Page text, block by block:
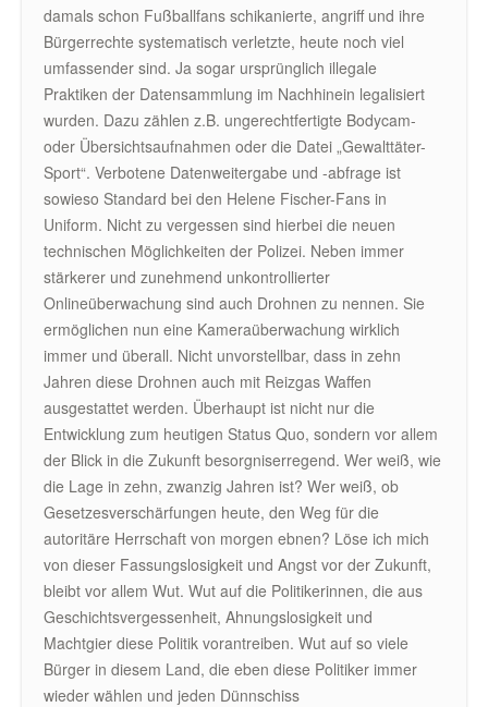
damals schon Fußballfans schikanierte, angriff und ihre
Bürgerrechte systematisch verletzte, heute noch viel
umfassender sind. Ja sogar ursprünglich illegale
Praktiken der Datensammlung im Nachhinein legalisiert
wurden. Dazu zählen z.B. ungerechtfertigte Bodycam-
oder Übersichtsaufnahmen oder die Datei „Gewalttäter-
Sport“. Verbotene Datenweitergabe und -abfrage ist
sowieso Standard bei den Helene Fischer-Fans in
Uniform. Nicht zu vergessen sind hierbei die neuen
technischen Möglichkeiten der Polizei. Neben immer
stärkerer und zunehmend unkontrollierter
Onlineüberwachung sind auch Drohnen zu nennen. Sie
ermöglichen nun eine Kameraüberwachung wirklich
immer und überall. Nicht unvorstellbar, dass in zehn
Jahren diese Drohnen auch mit Reizgas Waffen
ausgestattet werden. Überhaupt ist nicht nur die
Entwicklung zum heutigen Status Quo, sondern vor allem
der Blick in die Zukunft besorgniserregend. Wer weiß, wie
die Lage in zehn, zwanzig Jahren ist? Wer weiß, ob
Gesetzesverschärfungen heute, den Weg für die
autoritäre Herrschaft von morgen ebnen? Löse ich mich
von dieser Fassungslosigkeit und Angst vor der Zukunft,
bleibt vor allem Wut. Wut auf die Politikerinnen, die aus
Geschichtsvergessenheit, Ahnungslosigkeit und
Machtgier diese Politik vorantreiben. Wut auf so viele
Bürger in diesem Land, die eben diese Politiker immer
wieder wählen und jeden Dünnschiss